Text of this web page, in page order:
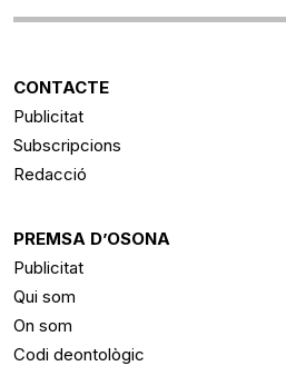
CONTACTE
Publicitat
Subscripcions
Redacció
PREMSA D’OSONA
Publicitat
Qui som
On som
Codi deontològic